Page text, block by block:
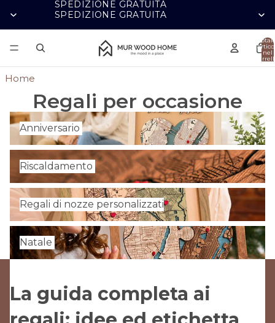
SPEDIZIONE GRATUITA
SPEDIZIONE GRATUITA
nel
Home
Regali per occasione
Anniversario
Anniversario
Riscaldamento
Riscaldamento
Regali di nozze personalizzati
Regali di nozze personalizzati
Natale
Natale
La guida completa ai